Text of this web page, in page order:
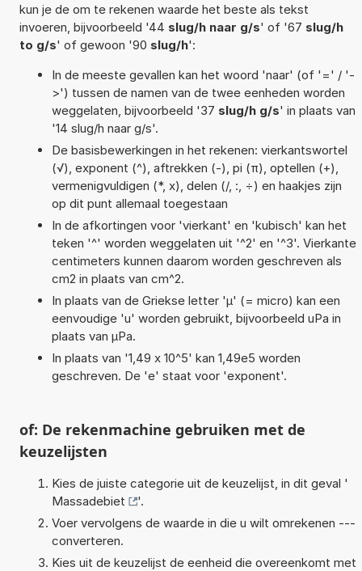
kun je de om te rekenen waarde het beste als tekst
invoeren, bijvoorbeeld '44 slug/h naar g/s' of '67 slug/h
to g/s' of gewoon '90 slug/h':
In de meeste gevallen kan het woord 'naar' (of '=' / '-
>') tussen de namen van de twee eenheden worden
weggelaten, bijvoorbeeld '37 slug/h g/s' in plaats van
'14 slug/h naar g/s'.
De basisbewerkingen in het rekenen: vierkantswortel
(√), exponent (^), aftrekken (-), pi (π), optellen (+),
vermenigvuldigen (*, x), delen (/, :, ÷) en haakjes zijn
op dit punt allemaal toegestaan
In de afkortingen voor 'vierkant' en 'kubisch' kan het
teken '^' worden weggelaten uit '^2' en '^3'. Vierkante
centimeters kunnen daarom worden geschreven als
cm2 in plaats van cm^2.
In plaats van de Griekse letter 'µ' (= micro) kan een
eenvoudige 'u' worden gebruikt, bijvoorbeeld uPa in
plaats van µPa.
In plaats van '1,49 x 10^5' kan 1,49e5 worden
geschreven. De 'e' staat voor 'exponent'.
of: De rekenmachine gebruiken met de
keuzelijsten
Kies de juiste categorie uit de keuzelijst, in dit geval '
Massadebiet
'.
Voer vervolgens de waarde in die u wilt omrekenen ---
converteren.
Kies uit de keuzelijst de eenheid die overeenkomt met